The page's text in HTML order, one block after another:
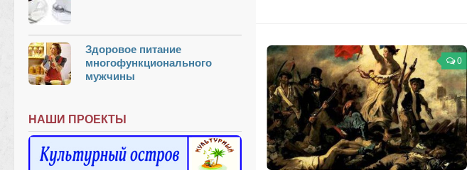
0
Здоровое питание
многофункционального
мужчины
НАШИ ПРОЕКТЫ